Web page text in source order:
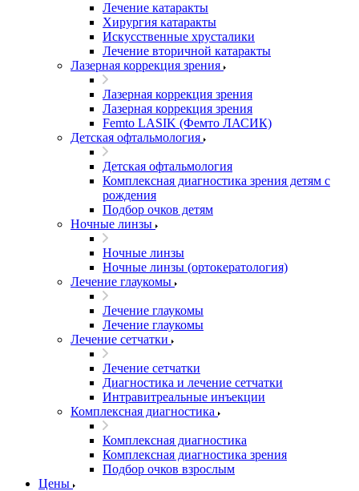
Лечение катаракты
Хирургия катаракты
Искусственные хрусталики
Лечение вторичной катаракты
Лазерная коррекция зрения
Лазерная коррекция зрения
Лазерная коррекция зрения
Femto LASIK (Фемто ЛАСИК)
Детская офтальмология
Детская офтальмология
Комплексная диагностика зрения детям c
рождения
Подбор очков детям
Ночные линзы
Ночные линзы
Ночные линзы (ортокератология)
Лечение глаукомы
Лечение глаукомы
Лечение глаукомы
Лечение сетчатки
Лечение сетчатки
Диагностика и лечение сетчатки
Интравитреальные инъекции
Комплексная диагностика
Комплексная диагностика
Комплексная диагностика зрения
Подбор очков взрослым
Цены